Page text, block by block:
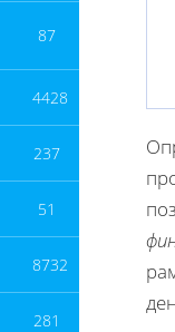
87
4428
237
51
8732
281